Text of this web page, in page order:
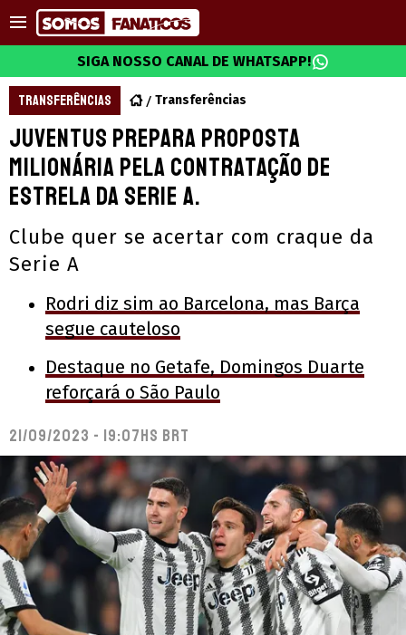
SIGA NOSSO CANAL DE WHATSAPP!
TRANSFERÊNCIAS Transferências
Juventus prepara proposta
milionária pela contratação de
estrela da Serie A.
Clube quer se acertar com craque da
Serie A
Rodri diz sim ao Barcelona, mas Barça
segue cauteloso
Destaque no Getafe, Domingos Duarte
reforçará o São Paulo
21/09/2023 - 19:07hs BRT